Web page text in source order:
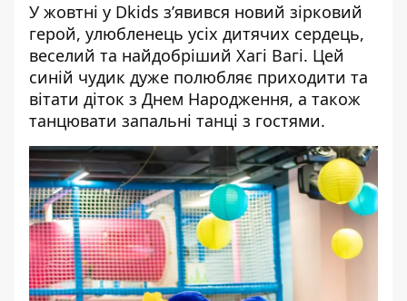
У жовтні у Dkids з’явився новий зірковий
герой, улюбленець усіх дитячих сердець,
веселий та найдобріший Хагі Вагі. Цей
синій чудик дуже полюбляє приходити та
вітати діток з Днем Народження, а також
танцювати запальні танці з гостями.